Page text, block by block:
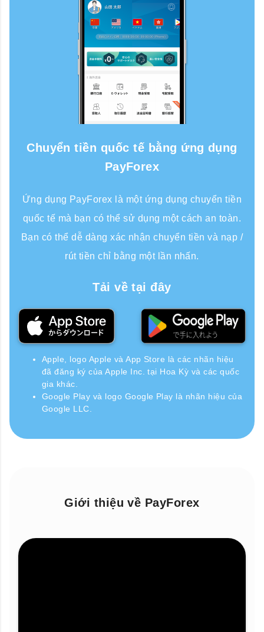
Chuyển tiền quốc tế bằng ứng dụng
PayForex
Ứng dụng PayForex là một ứng dụng chuyển tiền
quốc tế mà bạn có thể sử dụng một cách an toàn.
Bạn có thể dễ dàng xác nhận chuyển tiền và nạp /
rút tiền chỉ bằng một lần nhấn.
Tải về tại đây
Apple, logo Apple và App Store là các nhãn hiệu
đã đăng ký của Apple Inc. tại Hoa Kỳ và các quốc
gia khác.
Google Play và logo Google Play là nhãn hiệu của
Google LLC.
Giới thiệu về PayForex